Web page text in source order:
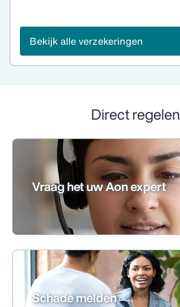
Bekijk alle verzekeringen
Direct regelen
Vraag het uw Aon expert
Schade melden